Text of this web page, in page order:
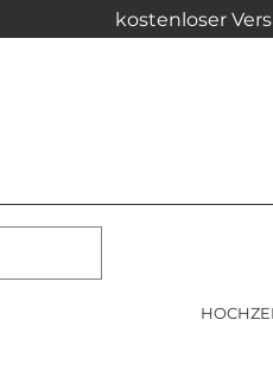
kostenloser